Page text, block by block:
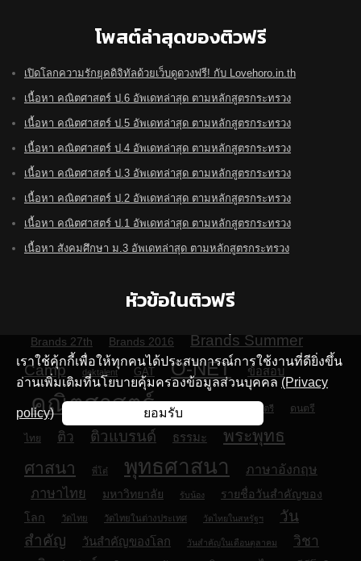
โพสต์ล่าสุดของติวฟรี
เปิดโลกความรักยุคดิจิทัลด้วยเว็บดูดวงฟรี! กับ Lovehoro.in.th
เนื้อหา คณิตศาสตร์ ป.6 อัพเดทล่าสุด ตามหลักสูตรกระทรวง
เนื้อหา คณิตศาสตร์ ป.5 อัพเดทล่าสุด ตามหลักสูตรกระทรวง
เนื้อหา คณิตศาสตร์ ป.4 อัพเดทล่าสุด ตามหลักสูตรกระทรวง
เนื้อหา คณิตศาสตร์ ป.3 อัพเดทล่าสุด ตามหลักสูตรกระทรวง
เนื้อหา คณิตศาสตร์ ป.2 อัพเดทล่าสุด ตามหลักสูตรกระทรวง
เนื้อหา คณิตศาสตร์ ป.1 อัพเดทล่าสุด ตามหลักสูตรกระทรวง
เนื้อหา สังคมศึกษา ม.3 อัพเดทล่าสุด ตามหลักสูตรกระทรวง
หัวข้อในติวฟรี
Brands 27th Brands 2016
Brands Summer
Camp
dektalent GAT O-NET ข้อสอบ
คณิตศาสตร์ คำในภาษาไทย ดนตรี ดนตรี
ไทย ติว ติวแบรนด์ ธรรมะ
พระพุทธ
ศาสนา
พี่โต๋ พุทธศาสนา ภาษาอังกฤษ
ภาษาไทย มหาวิทยาลัย รับน้อง
รายชื่อวันสำคัญของ
โลก
วัดไทย วัดไทยในต่างประเทศ วัดไทยในสหรัฐฯ
วัน
สำคัญ
วันสำคัญของโลก วันสำคัญในเดือนตุลาคม
วิชา
เราใช้คุ้กกี้เพื่อให้ทุกคนได้ประสบการณ์การใช้งานที่ดียิ่งขึ้น
อ่านเพิ่มเติมที่นโยบายคุ้มครองข้อมูลส่วนบุคคล (Privacy
policy) ยอมรับ